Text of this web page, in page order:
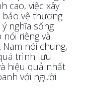
cao, việc xây
bảo vệ thương
nghĩa sống
riêng và
nói chung,
trình lưu
hiệu quả nhất
với người